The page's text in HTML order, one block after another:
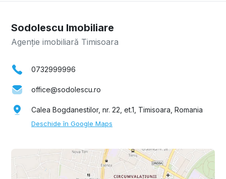
Sodolescu Imobiliare
Agenție imobiliară Timisoara
0732999996
office@sodolescu.ro
Calea Bogdanestilor, nr. 22, et.1, Timisoara, Romania
Deschide în Google Maps